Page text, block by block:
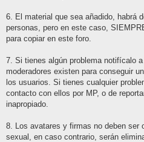
6. El material que sea añadido, habrá
personas, pero en este caso,
para copiar en este foro.
7. Si tienes algún problema notifícalo
moderadores existen para conseguir
los usuarios. Si tienes cualquier
contacto con ellos por MP, o de
inapropiado.
8. Los avatares y firmas no deben ser
sexual, en caso contrario, serán